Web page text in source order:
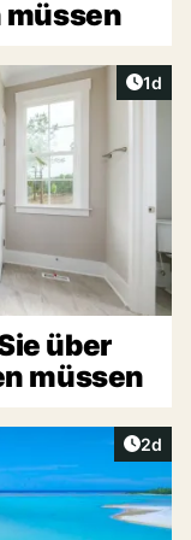
müssen
1d
über
müssen
2d